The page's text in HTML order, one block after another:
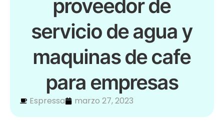
proveedor de
servicio de agua y
maquinas de cafe
para empresas
Espressa marzo 27, 2023